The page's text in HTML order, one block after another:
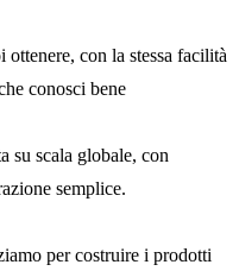
con la stessa facilità
conosci bene
su scala globale, con
semplice.
per costruire i prodotti